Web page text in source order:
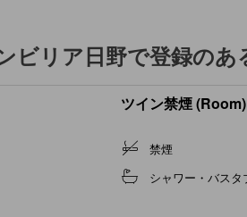
ビリア日野で登録のあ
ツイン禁煙 (Room)
禁煙
シャワー・バスタ